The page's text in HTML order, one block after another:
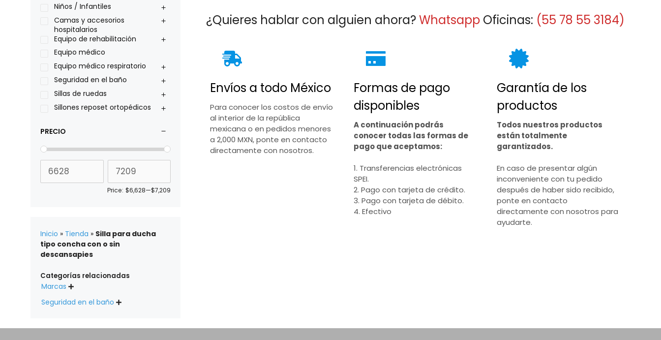
¿Quieres hablar con alguien ahora?Whatsapp Oficinas: (55 78 55 3184)
Envíos a todo México
Para conocer los costos de envío
al interior de la república
mexicana o en pedidos menores
a 2,000 MXN, ponte en contacto
directamente con nosotros.
Formas de pago
disponibles
A continuación podrás
conocer todas las formas de
pago que aceptamos:
1. Transferencias electrónicas
SPEI.
2. Pago con tarjeta de crédito.
3. Pago con tarjeta de débito.
4. Efectivo
Garantía de los
productos
Todos nuestros productos
están totalmente
garantizados.
En caso de presentar algún
inconveniente con tu pedido
después de haber sido recibido,
ponte en contacto
directamente con nosotros para
ayudarte.
Oxiplus
Philips
Pride
Roho
Sillas de ruedas Everest Jennings
Niños / Infantiles
Camas y accesorios
hospitalarios
Equipo de rehabilitación
Equipo médico
Equipo médico respiratorio
Seguridad en el baño
Sillas de ruedas
Sillones reposet ortopédicos
PRECIO
Price: $6,628—$7,209
Inicio » Tienda » Silla para ducha
tipo concha con o sin
descansapies
Categorías relacionadas
Marcas 
Seguridad en el baño 